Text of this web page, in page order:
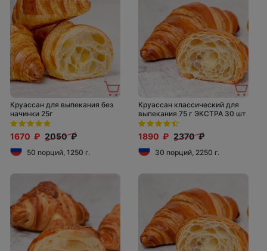
Круассан для выпекания без
начинки 25г
1670 ₽ 2050 ₽
50 порций, 1250 г.
Круассан классический для
выпекания 75 г ЭКСТРА 30 шт
1890 ₽ 2370 ₽
30 порций, 2250 г.